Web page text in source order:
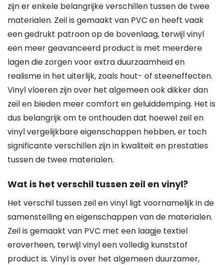
zijn er enkele belangrijke verschillen tussen de twee
materialen. Zeil is gemaakt van PVC en heeft vaak
een gedrukt patroon op de bovenlaag, terwijl vinyl
een meer geavanceerd product is met meerdere
lagen die zorgen voor extra duurzaamheid en
realisme in het uiterlijk, zoals hout- of steeneffecten.
Vinyl vloeren zijn over het algemeen ook dikker dan
zeil en bieden meer comfort en geluiddemping. Het is
dus belangrijk om te onthouden dat hoewel zeil en
vinyl vergelijkbare eigenschappen hebben, er toch
significante verschillen zijn in kwaliteit en prestaties
tussen de twee materialen.
Wat is het verschil tussen zeil en vinyl?
Het verschil tussen zeil en vinyl ligt voornamelijk in de
samenstelling en eigenschappen van de materialen.
Zeil is gemaakt van PVC met een laagje textiel
eroverheen, terwijl vinyl een volledig kunststof
product is. Vinyl is over het algemeen duurzamer,